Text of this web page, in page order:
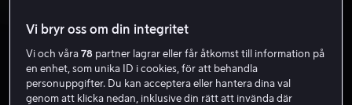
Vi bryr oss om din integritet
Vi och våra78 partner lagrar eller får åtkomst till information på
en enhet, som unika ID i cookies, för att behandla
personuppgifter. Du kan acceptera eller hantera dina val
genom att klicka nedan, inklusive din rätt att invända där